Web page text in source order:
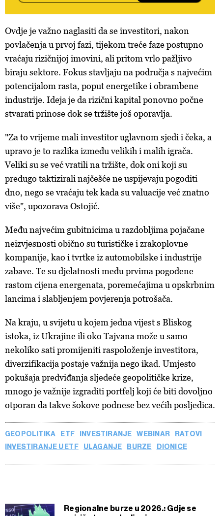
Ovdje je važno naglasiti da se investitori, nakon
povlačenja u prvoj fazi, tijekom treće faze postupno
vraćaju rizičnijoj imovini, ali pritom vrlo pažljivo
biraju sektore. Fokus stavljaju na područja s najvećim
potencijalom rasta, poput energetike i obrambene
industrije. Ideja je da rizični kapital ponovno počne
stvarati prinose dok se tržište još oporavlja.
"Za to vrijeme mali investitor uglavnom sjedi i čeka, a
upravo je to razlika između velikih i malih igrača.
Veliki su se već vratili na tržište, dok oni koji su
predugo taktizirali najčešće ne uspijevaju pogoditi
dno, nego se vraćaju tek kada su valuacije već znatno
više", upozorava Ostojić.
Među najvećim gubitnicima u razdobljima pojačane
neizvjesnosti obično su turističke i zrakoplovne
kompanije, kao i tvrtke iz automobilske i industrije
zabave. Te su djelatnosti među prvima pogođene
rastom cijena energenata, poremećajima u opskrbnim
lancima i slabljenjem povjerenja potrošača.
Na kraju, u svijetu u kojem jedna vijest s Bliskog
istoka, iz Ukrajine ili oko Tajvana može u samo
nekoliko sati promijeniti raspoloženje investitora,
diverzifikacija postaje važnija nego ikad. Umjesto
pokušaja predviđanja sljedeće geopolitičke krize,
mnogo je važnije izgraditi portfelj koji će biti dovoljno
otporan da takve šokove podnese bez većih posljedica.
GEOPOLITIKA ETF INVESTIRANJE WEBINAR
RATOVI
INVESTIRANJE U ETF
ULAGANJE BURZE DIONICE
Regionalne burze u 2026.: Gdje se